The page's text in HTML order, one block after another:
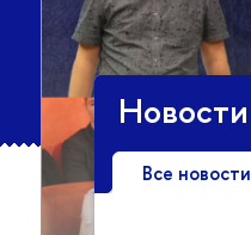
Новости
Все новости